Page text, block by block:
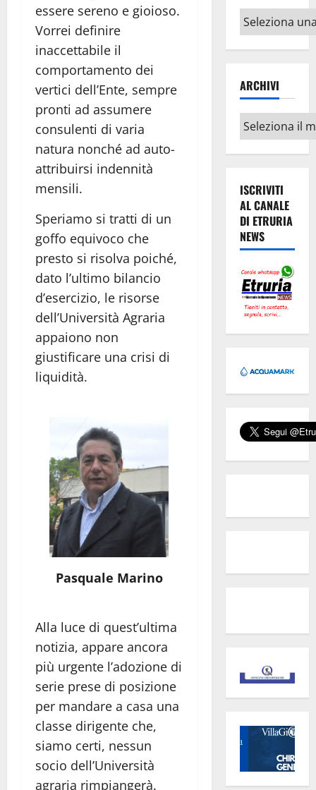
essere sereno e gioioso.
Vorrei definire
inaccettabile il
comportamento dei
vertici dell’Ente, sempre
pronti ad assumere
consulenti di varia
natura nonché ad auto-
attribuirsi indennità
mensili.
Speriamo si tratti di un
goffo equivoco che
presto si risolva poiché,
dato l’ultimo bilancio
d’esercizio, le risorse
dell’Università Agraria
appaiono non
giustificare una crisi di
liquidità.
Pasquale Marino
Alla luce di quest’ultima
notizia, appare ancora
più urgente l’adozione di
serie prese di posizione
per mandare a casa una
classe dirigente che,
siamo certi, nessun
socio dell’Università
agraria rimpiangerà.
Altri
argomenti
ARCHIVI
Archivi
ISCRIVITI
AL CANALE
DI ETRURIA
NEWS